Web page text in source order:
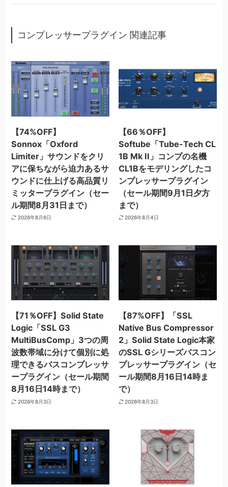
コンプレッサープラグイン 関連記事
【74%OFF】
Sonnox「Oxford
Limiter」サウンドをクリ
アに保ちながら迫力あるサ
ウンドに仕上げる高品質リ
ミッタープラグイン（セー
ル期間8月31日まで）
2026年8月6日
【66％OFF】
Softube「Tube-Tech CL
1B Mk II」コンプの名機
CL1Bをモデリングしたコ
ンプレッサープラグイン
（セール期間9月1日夕方
まで）
2026年8月4日
【71％OFF】Solid State
Logic「SSL G3
MultiBusComp」3つの周
波数帯域に分けて個別に処
理できるバスコンプレッサ
ープラグイン（セール期間
8月16日14時まで）
2026年8月3日
【87%OFF】「SSL
Native Bus Compressor
2」Solid State Logic本家
のSSL Gシリーズバスコン
プレッサープラグイン（セ
ール期間8月16日14時ま
で）
2026年8月3日